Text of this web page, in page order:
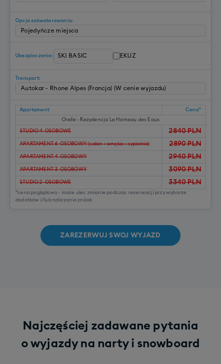
Opcje zakwaterowania:
Ubezpieczenie: EKUZ
Transport:
Apartament
Cena*
Orelle - Rezydencja Le Hameau des Eaux
STUDIO 4-OSOBOWE 2840PLN
APARTAMENT 6-OSOBOWY (salon + wnęka + sypialnia) 2890PLN
APARTAMENT 4-OSOBOWY 2940PLN
APARTAMENT 3-OSOBOWY 3090PLN
STUDIO 2-OSOBOWE 3340PLN
*cena poglądowa - może ulec zmianie podczas rezerwacji przy wyborze
dodatków i/lub naliczania zniżek
ZAREZERWUJ SWOJ WYJAZD
Najczęściej zadawane pytania
o wyjazdy na narty i snowboard